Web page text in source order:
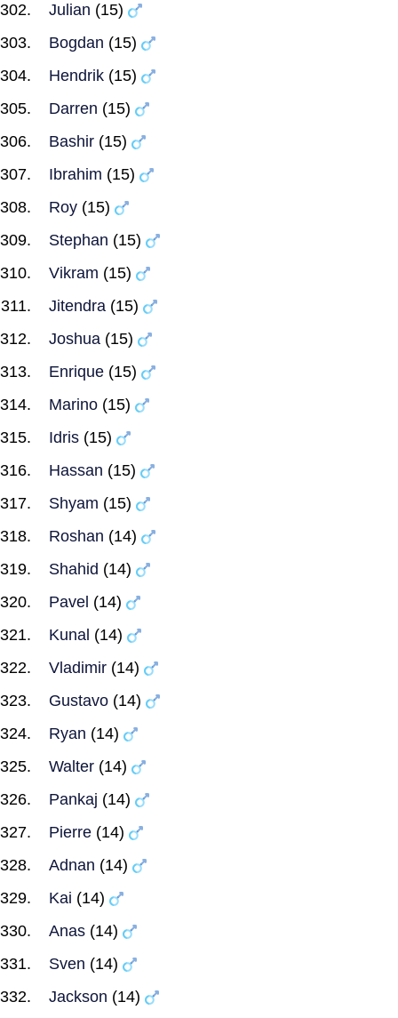
Julian (15)
Bogdan (15)
Hendrik (15)
Darren (15)
Bashir (15)
Ibrahim (15)
Roy (15)
Stephan (15)
Vikram (15)
Jitendra (15)
Joshua (15)
Enrique (15)
Marino (15)
Idris (15)
Hassan (15)
Shyam (15)
Roshan (14)
Shahid (14)
Pavel (14)
Kunal (14)
Vladimir (14)
Gustavo (14)
Ryan (14)
Walter (14)
Pankaj (14)
Pierre (14)
Adnan (14)
Kai (14)
Anas (14)
Sven (14)
Jackson (14)